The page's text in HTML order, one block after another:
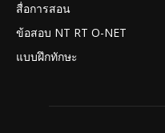
สื่อการสอน
ข้อสอบ NT RT O-NET
แบบฝึกทักษะ